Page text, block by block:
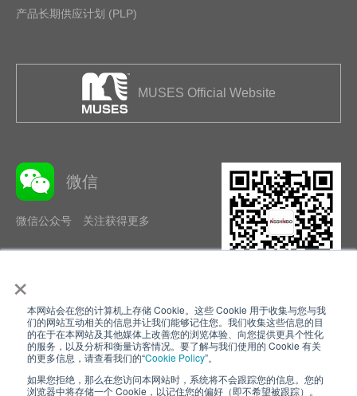
×
本网站会在您的计算机上存储 Cookie。这些 Cookie 用于收集与您与我
们的网站互动相关的信息并让我们能够记住您。我们收集这些信息的目
的在于在本网站及其他媒体上改善您的浏览体验、向您提供更具个性化
的服务，以及分析和衡量访客情况。要了解与我们使用的 Cookie 有关
的更多信息，请查看我们的“Cookie Policy”。
如果您拒绝，那么在您访问本网站时，系统将不会跟踪您的信息。您的
浏览器中将存储一个 Cookie，以记住您的偏好（即不希望被跟踪）。
产品长期供应计划 (PLP)
MUSES Official Website
微信
微信公众号 关注获得更多
隐私政策 使用条款
Cookie Policy 网站地图
Nisshinbo Holdings Inc.